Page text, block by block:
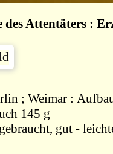
des Attentäters :
; Weimar :
145 g
gut -